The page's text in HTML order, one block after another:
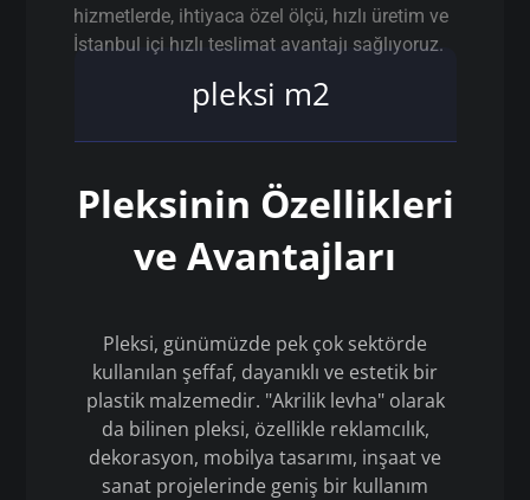
hizmetlerde, ihtiyaca özel ölçü, hızlı üretim ve
İstanbul içi hızlı teslimat avantajı sağlıyoruz.
pleksi m2
Pleksinin Özellikleri
ve Avantajları
Pleksi, günümüzde pek çok sektörde
kullanılan şeffaf, dayanıklı ve estetik bir
plastik malzemedir. "Akrilik levha" olarak
da bilinen pleksi, özellikle reklamcılık,
dekorasyon, mobilya tasarımı, inşaat ve
sanat projelerinde geniş bir kullanım